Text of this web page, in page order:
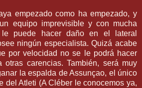
empezadocomo ha empezado, y
equipo imprevisible y con mucha
puede hacer daño en el lateral
ningún especialista. Quizá acabe
por velocidad no se le podrá hacer
otras carencias. También, será muy
la espalda deAssunçao, el único
delAtleti (ACléber le conocemos ya,